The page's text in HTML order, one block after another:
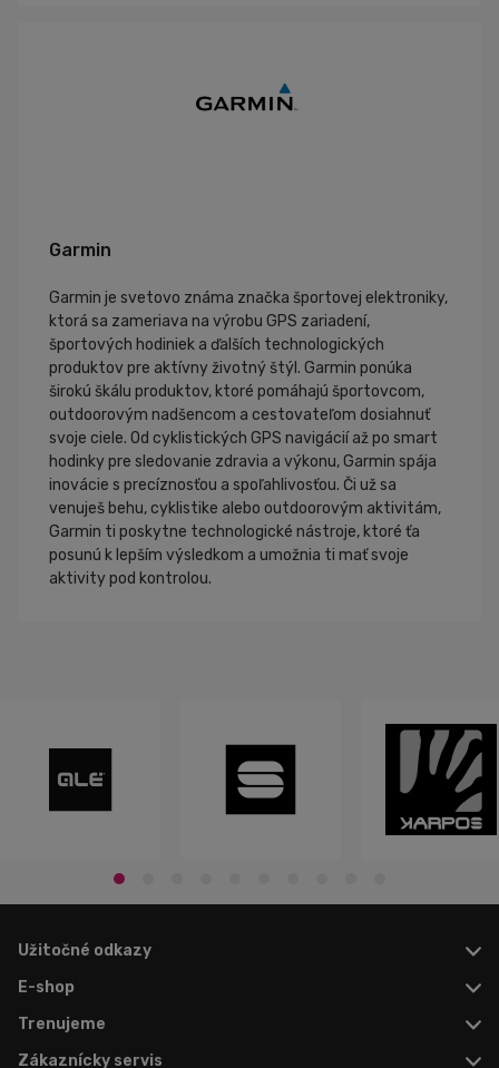
Garmin
Garmin je svetovo známa značka športovej elektroniky,
ktorá sa zameriava na výrobu GPS zariadení,
športových hodiniek a ďalších technologických
produktov pre aktívny životný štýl. Garmin ponúka
širokú škálu produktov, ktoré pomáhajú športovcom,
outdoorovým nadšencom a cestovateľom dosiahnuť
svoje ciele. Od cyklistických GPS navigácií až po smart
hodinky pre sledovanie zdravia a výkonu, Garmin spája
inovácie s precíznosťou a spoľahlivosťou. Či už sa
venuješ behu, cyklistike alebo outdoorovým aktivitám,
Garmin ti poskytne technologické nástroje, ktoré ťa
posunú k lepším výsledkom a umožnia ti mať svoje
aktivity pod kontrolou.
Užitočné odkazy
E-shop
Trenujeme
Zákaznícky servis